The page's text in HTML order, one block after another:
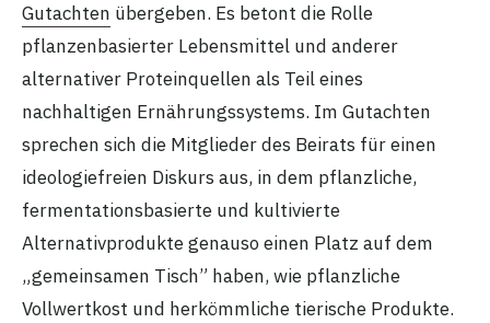
Gutachten übergeben. Es betont die Rolle
pflanzenbasierter Lebensmittel und anderer
alternativer Proteinquellen als Teil eines
nachhaltigen Ernährungssystems. Im Gutachten
sprechen sich die Mitglieder des Beirats für einen
ideologiefreien Diskurs aus, in dem pflanzliche,
fermentationsbasierte und kultivierte
Alternativprodukte genauso einen Platz auf dem
„gemeinsamen Tisch” haben, wie pflanzliche
Vollwertkost und herkömmliche tierische Produkte.